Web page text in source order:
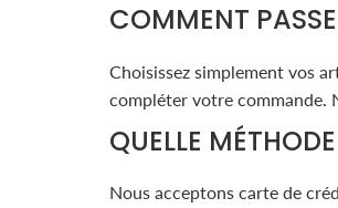
COMMENT
Choisissez simplement vos
compléter votre commande.
QUELLE
Nous acceptons carte de